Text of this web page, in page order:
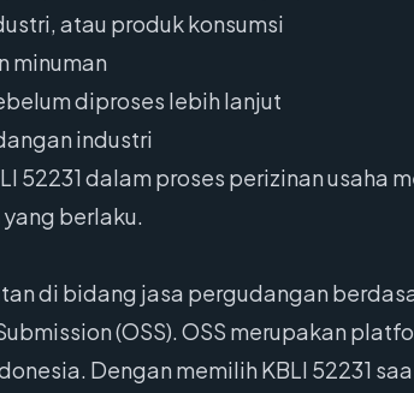
atau produk konsumsi
minuman
diproses lebih lanjut
industri
52231 dalam proses perizinan usaha
berlaku.
di bidang jasa pergudangan
(OSS). OSS merupakan
Dengan memilih KBLI 52231